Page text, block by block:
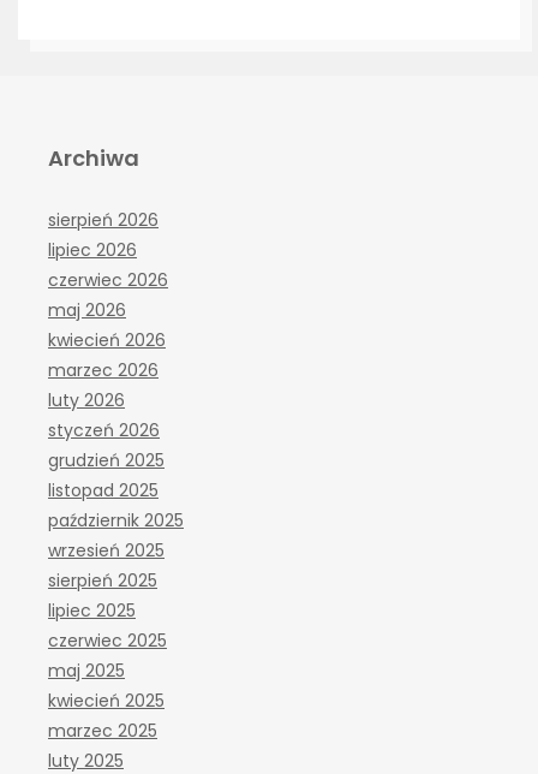
Archiwa
sierpień 2026
lipiec 2026
czerwiec 2026
maj 2026
kwiecień 2026
marzec 2026
luty 2026
styczeń 2026
grudzień 2025
listopad 2025
październik 2025
wrzesień 2025
sierpień 2025
lipiec 2025
czerwiec 2025
maj 2025
kwiecień 2025
marzec 2025
luty 2025